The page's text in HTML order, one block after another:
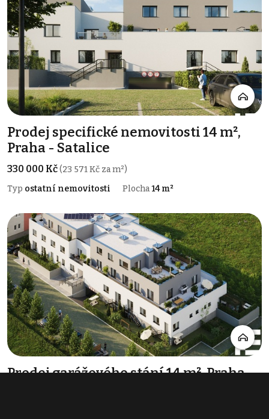
Prodej specifické nemovitosti 14 m²,
Praha - Satalice
330 000 Kč(23 571 Kč za m²)
Typ ostatní nemovitosti Plocha14 m²
Prodej garážového stání 14 m², Praha -